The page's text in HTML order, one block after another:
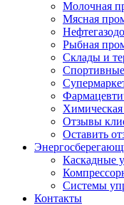
Молочная
Мясная
Рыбная
Склады и
Отзывы
Оставить
Каскадные
Системы
Контакты